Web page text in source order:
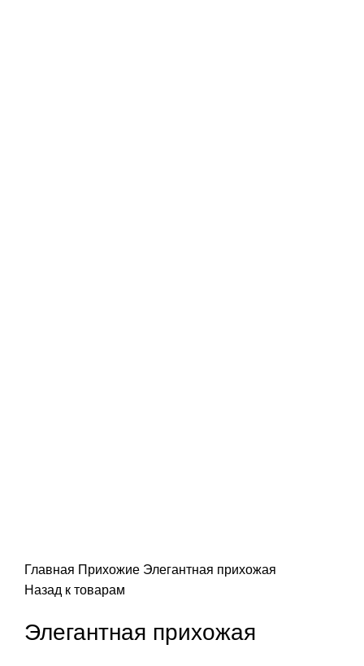
Главная Прихожие Элегантная прихожая
Назад к товарам
Элегантная прихожая